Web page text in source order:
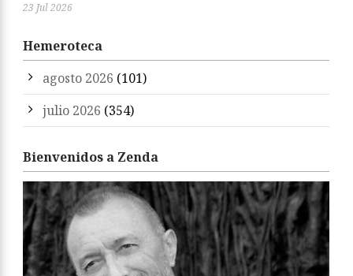
23 Jul 2026
Hemeroteca
agosto 2026 (101)
julio 2026 (354)
Bienvenidos a Zenda